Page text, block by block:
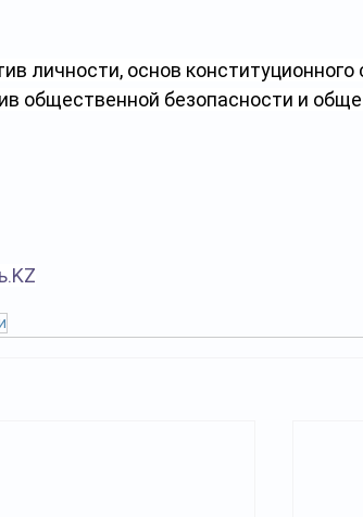
личности, основ конституционного
общественной безопасности и